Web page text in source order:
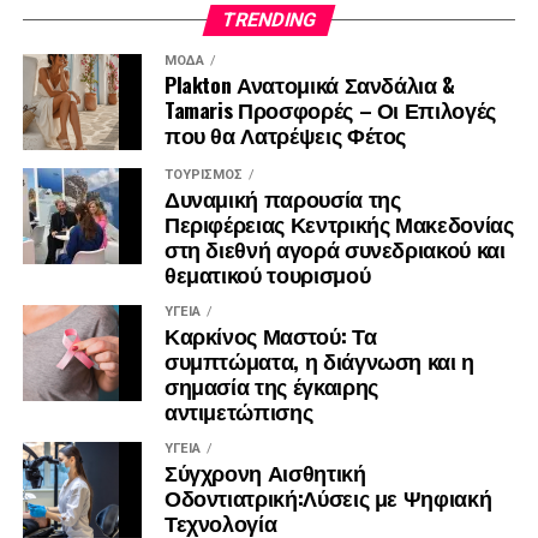
Το πολυμερές και η ανακτημένη κυτταρίνη θα
αξιοποιηθούν σε εφαρμογές όπως
κομποστοποιήσιμες σακούλες, επιστρώσεις
συσκευασίας, νήματα τρισδιάστατης εκτύπωσης,
γεωργικά υλικά και επιλεγμένα προϊόντα
υγειονομικού ενδιαφέροντος. Έτσι, το έργο δεν
περιορίζεται στην παραγωγή ενδιάμεσων υλικών,
αλλά εξετάζει τη δυνατότητα χρήσης τους σε
πραγματικά προϊόντα και αγορές.
Το SOWISE+ θα αξιολογήσει επίσης τη δυνατότητα
αναπαραγωγής του μοντέλου του σε άλλες ευρωπαϊκές
χώρες, λαμβάνοντας υπόψη τις τοπικές συνθήκες, τα
συστήματα συλλογής απορριμμάτων, τις βιομηχανικές
ανάγκες, το ρυθμιστικό πλαίσιο και την κοινωνική
αποδοχή.
Μέλη της ερευνητικής κοινοπραξίας
TRENDING
ΜΌΔΑ
Plakton Ανατομικά Σανδάλια &
Tamaris Προσφορές – Οι Επιλογές
που θα Λατρέψεις Φέτος
ΤΟΥΡΙΣΜΌΣ
Δυναμική παρουσία της
Περιφέρειας Κεντρικής Μακεδονίας
στη διεθνή αγορά συνεδριακού και
θεματικού τουρισμού
ΥΓΕΊΑ
Καρκίνος Μαστού: Τα
συμπτώματα, η διάγνωση και η
σημασία της έγκαιρης
αντιμετώπισης
ΥΓΕΊΑ
Σύγχρονη Αισθητική
Οδοντιατρική:Λύσεις με Ψηφιακή
Τεχνολογία